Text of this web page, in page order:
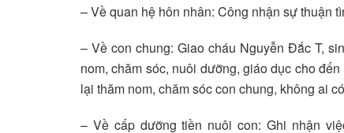
– Về quan hệ hôn nhân: Công nhận sự thuận
– Về con chung: Giao cháu Nguyễn Đắc T,
nom, chăm sóc, nuôi dưỡng, giáo dục cho
lại thăm nom, chăm sóc con chung, không ai
– Về cấp dưỡng tiền nuôi con: Ghi nhận